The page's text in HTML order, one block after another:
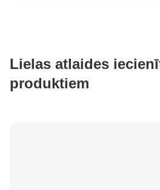
Lielas atlaides
produktiem